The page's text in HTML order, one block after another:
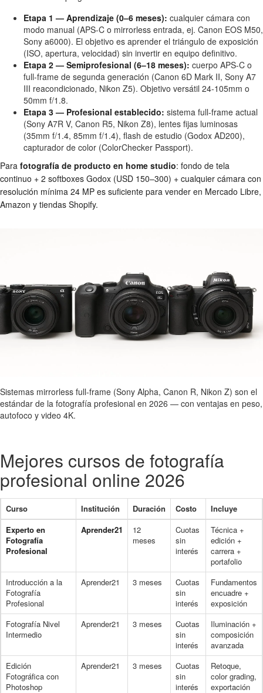
Etapa 1 — Aprendizaje (0–6 meses): cualquier cámara con
modo manual (APS-C o mirrorless entrada, ej. Canon EOS M50,
Sony a6000). El objetivo es aprender el triángulo de exposición
(ISO, apertura, velocidad) sin invertir en equipo definitivo.
Etapa 2 — Semiprofesional (6–18 meses): cuerpo APS-C o
full-frame de segunda generación (Canon 6D Mark II, Sony A7
III reacondicionado, Nikon Z5). Objetivo versátil 24-105mm o
50mm f/1.8.
Etapa 3 — Profesional establecido: sistema full-frame actual
(Sony A7R V, Canon R5, Nikon Z8), lentes fijas luminosas
(35mm f/1.4, 85mm f/1.4), flash de estudio (Godox AD200),
capturador de color (ColorChecker Passport).
Para fotografía de producto en home studio: fondo de tela
continuo + 2 softboxes Godox (USD 150–300) + cualquier cámara con
resolución mínima 24 MP es suficiente para vender en Mercado Libre,
Amazon y tiendas Shopify.
Sistemas mirrorless full-frame (Sony Alpha, Canon R, Nikon Z) son el
estándar de la fotografía profesional en 2026 — con ventajas en peso,
autofoco y video 4K.
Mejores cursos de fotografía
profesional online 2026
Curso Institución Duración Costo
Incluye
Experto en
Fotografía
Profesional
Aprender21
12
meses
Cuotas
sin
interés
Técnica +
edición +
carrera +
portafolio
Introducción a la
Fotografía
Profesional
Aprender21 3 meses
Cuotas
sin
interés
Fundamentos
encuadre +
exposición
Fotografía Nivel
Intermedio
Aprender21 3 meses
Cuotas
sin
interés
Iluminación +
composición
avanzada
Edición
Fotográfica con
Photoshop
Aprender21 3 meses
Cuotas
sin
interés
Retoque,
color grading,
exportación